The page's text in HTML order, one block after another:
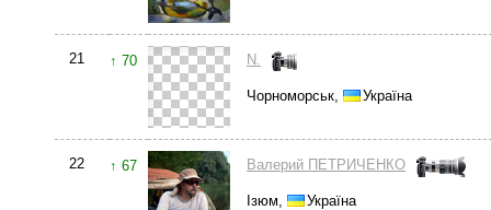
21 ↑ 70 N.
Чорноморськ, Україна
22 ↑ 67 Валерий ПЕТРИЧЕНКО
Ізюм, Україна